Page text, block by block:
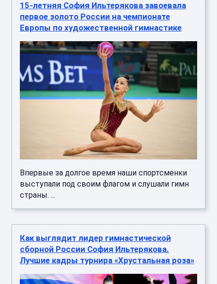
15-летняя София Ильтерякова завоевала
первое золото России на чемпионате
Европы по художественной гимнастике
Впервые за долгое время наши спортсменки
выступали под своим флагом и слушали гимн
страны. ...
Как выглядит лидер гимнастической
сборной России София Ильтерякова.
Лучшие кадры турнира «Хрустальная роза»